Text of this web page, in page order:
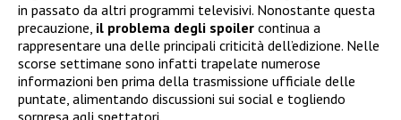
in passato da altri programmi televisivi. Nonostante questa
precauzione, il problema degli spoiler continua a
rappresentare una delle principali criticità dell’edizione. Nelle
scorse settimane sono infatti trapelate numerose
informazioni ben prima della trasmissione ufficiale delle
puntate, alimentando discussioni sui social e togliendo
sorpresa agli spettatori.